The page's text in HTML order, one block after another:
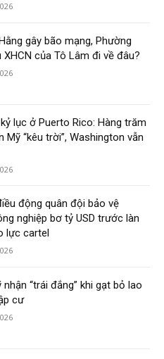
gây bão mạng, Phường
XHCN của Tô Lâm đi về đâu?
lục ở Puerto Rico: Hàng trăm
Mỹ “kêu trời”, Washington vẫn
động quân đội bảo vệ
nghiệp bơ tỷ USD trước làn
lực cartel
“trái đắng” khi gạt bỏ lao
cư